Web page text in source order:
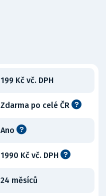
199 Kč vč. DPH
Zdarma po celé ČR
Ano
1990 Kč vč. DPH
24 měsíců